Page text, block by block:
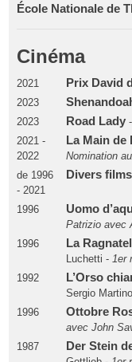
École Nationale de
Cinéma
2021 Prix David
2023
2023
Road Lady-
2021 -
2022
La Main de
Nomination
de 1996
- 2021
Divers
1996 Uomo
Patrizio avec
1996
La
Luchetti - 1er
1992
L’Orso
Sergio
1996
Ottobre
avec John
1987
Der Stein